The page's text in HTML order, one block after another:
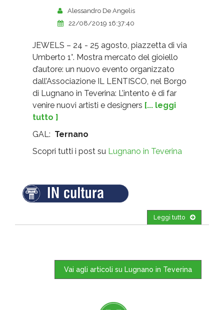
Alessandro De Angelis
22/08/2019 16:37:40
JEWELS – 24 - 25 agosto, piazzetta di via
Umberto 1°. Mostra mercato del gioiello
d’autore: un nuovo evento organizzato
dall’Associazione IL LENTISCO, nel Borgo
di Lugnano in Teverina: L’intento è di far
venire nuovi artisti e designers [... leggi
tutto ]
GAL: Ternano
Scopri tutti i post su Lugnano in Teverina
Leggi tutto
Vai agli articoli su Lugnano in Teverina